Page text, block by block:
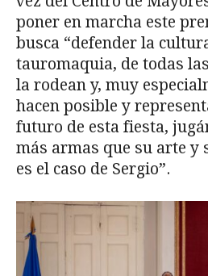
poner en marcha este
busca “defender la
tauromaquia, de todas
la rodean y, muy
hacen posible y
futuro de esta fiesta,
más armas que su arte y
es el caso de Sergio”.